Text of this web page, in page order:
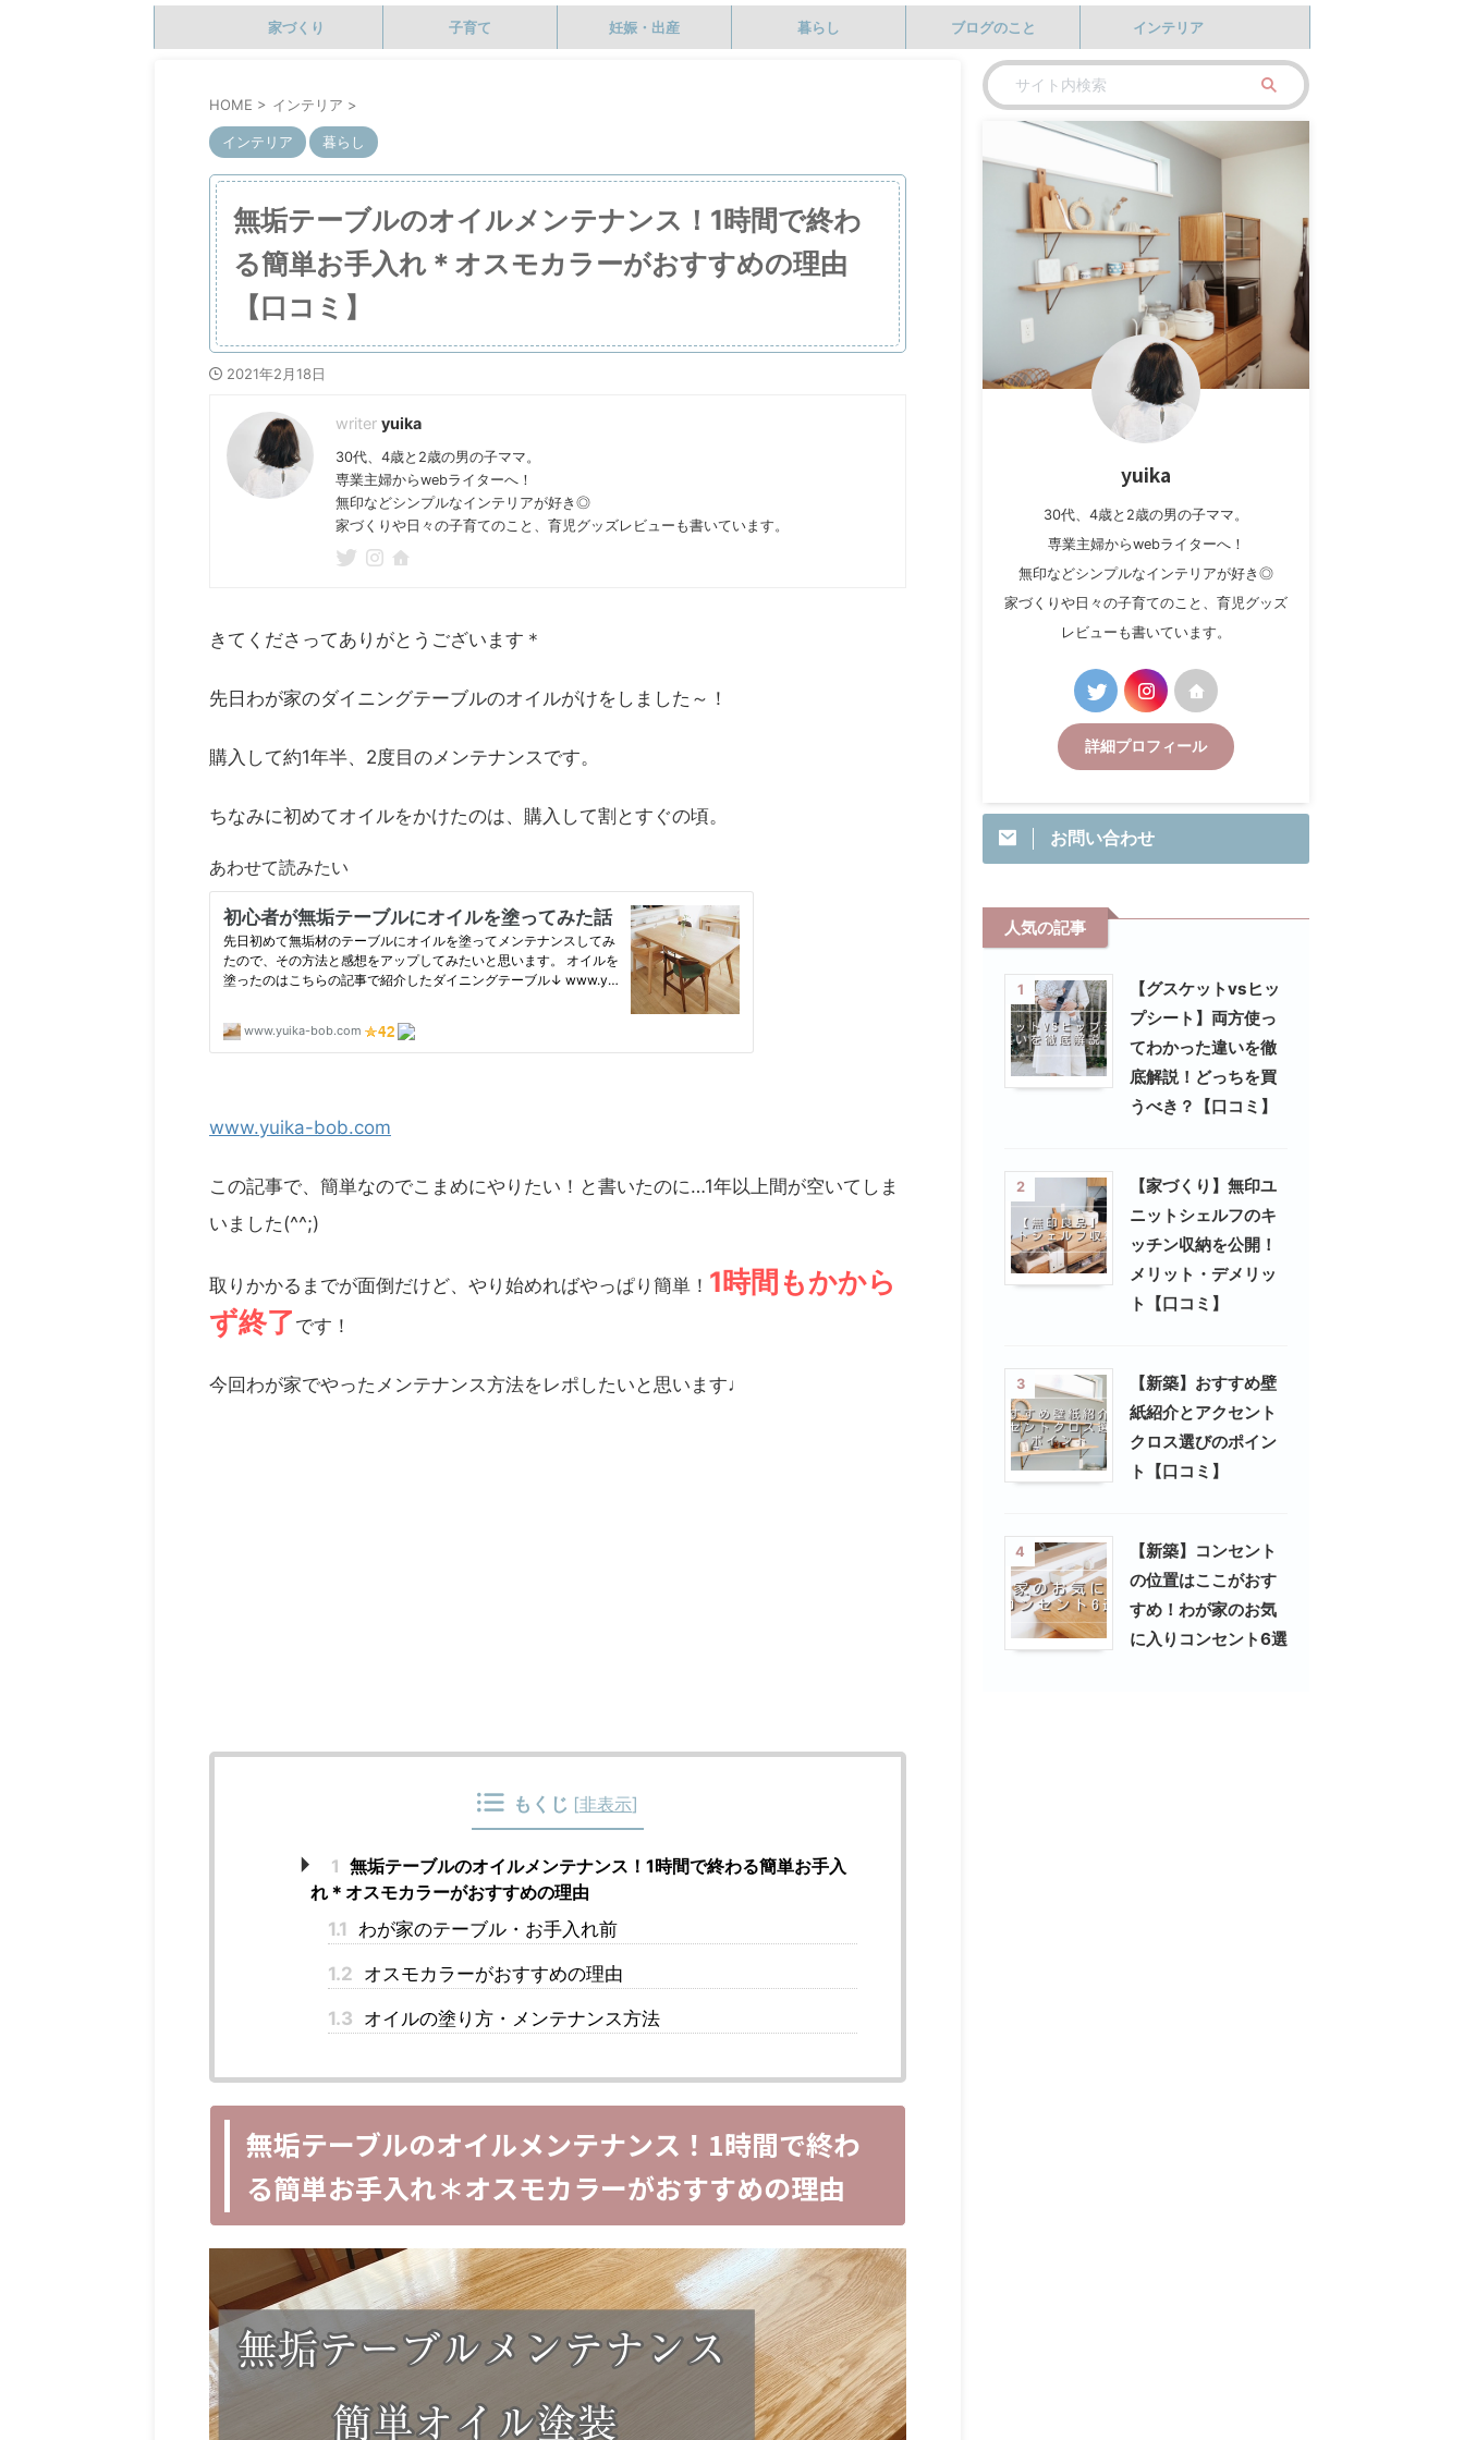
家づくり 子育て 妊娠・出産 暮らし ブログのこと インテリア
HOME > インテリア >
インテリア 暮らし
無垢テーブルのオイルメンテナンス！1時間で終わ
る簡単お手入れ＊オスモカラーがおすすめの理由
【口コミ】
2021年2月18日
yuika
30代、4歳と2歳の男の子ママ。
専業主婦からwebライターへ！
無印などシンプルなインテリアが好き◎
家づくりや日々の子育てのこと、育児グッズレビューも書いています。
きてくださってありがとうございます＊
先日わが家のダイニングテーブルのオイルがけをしました～！
購入して約1年半、2度目のメンテナンスです。
ちなみに初めてオイルをかけたのは、購入して割とすぐの頃。
あわせて読みたい
www.yuika-bob.com
この記事で、簡単なのでこまめにやりたい！と書いたのに…1年以上間が空いてしま
いました(^^;)
取りかかるまでが面倒だけど、やり始めればやっぱり簡単！ 1時間もかから
ず終了 です！
今回わが家でやったメンテナンス方法をレポしたいと思います♩
もくじ [非表示]
1 無垢テーブルのオイルメンテナンス！1時間で終わる簡単お手入
れ＊オスモカラーがおすすめの理由
1.1 わが家のテーブル・お手入れ前
1.2 オスモカラーがおすすめの理由
1.3 オイルの塗り方・メンテナンス方法
無垢テーブルのオイルメンテナンス！1時間で終わ
る簡単お手入れ＊オスモカラーがおすすめの理由
yuika
30代、4歳と2歳の男の子ママ。
専業主婦からwebライターへ！
無印などシンプルなインテリアが好き◎
家づくりや日々の子育てのこと、育児グッズ
レビューも書いています。
詳細プロフィール
お問い合わせ
人気の記事
1
【グスケットvsヒッ
プシート】両方使っ
てわかった違いを徹
底解説！どっちを買
うべき？【口コミ】
2
【家づくり】無印ユ
ニットシェルフのキ
ッチン収納を公開！
メリット・デメリッ
ト【口コミ】
3
【新築】おすすめ壁
紙紹介とアクセント
クロス選びのポイン
ト【口コミ】
4
【新築】コンセント
の位置はここがおす
すめ！わが家のお気
に入りコンセント6選